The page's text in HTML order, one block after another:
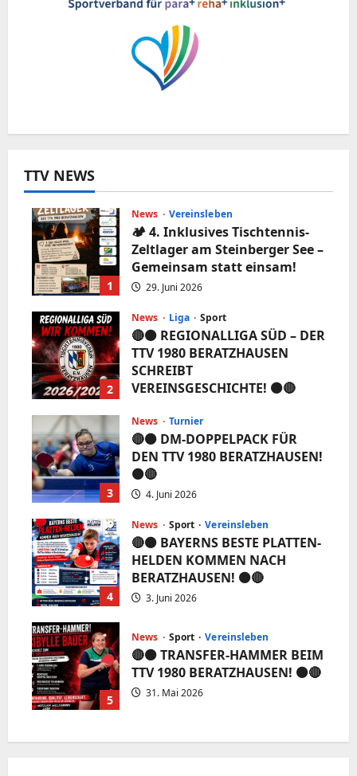
TTV NEWS
1
News Vereinsleben
🏕️ 4. Inklusives Tischtennis-
Zeltlager am Steinberger See –
Gemeinsam statt einsam!
29. Juni 2026
2
News Liga Sport
🔴⚫️ REGIONALLIGA SÜD – DER
TTV 1980 BERATZHAUSEN
SCHREIBT
VEREINSGESCHICHTE! ⚫️🔴
3
News Turnier
🔴⚫️ DM-DOPPELPACK FÜR
DEN TTV 1980 BERATZHAUSEN!
⚫️🔴
4. Juni 2026
4
News Sport Vereinsleben
🔴⚫️ BAYERNS BESTE PLATTEN-
HELDEN KOMMEN NACH
BERATZHAUSEN! ⚫️🔴
3. Juni 2026
5
News Sport Vereinsleben
🔴⚫️ TRANSFER-HAMMER BEIM
TTV 1980 BERATZHAUSEN! ⚫️🔴
31. Mai 2026